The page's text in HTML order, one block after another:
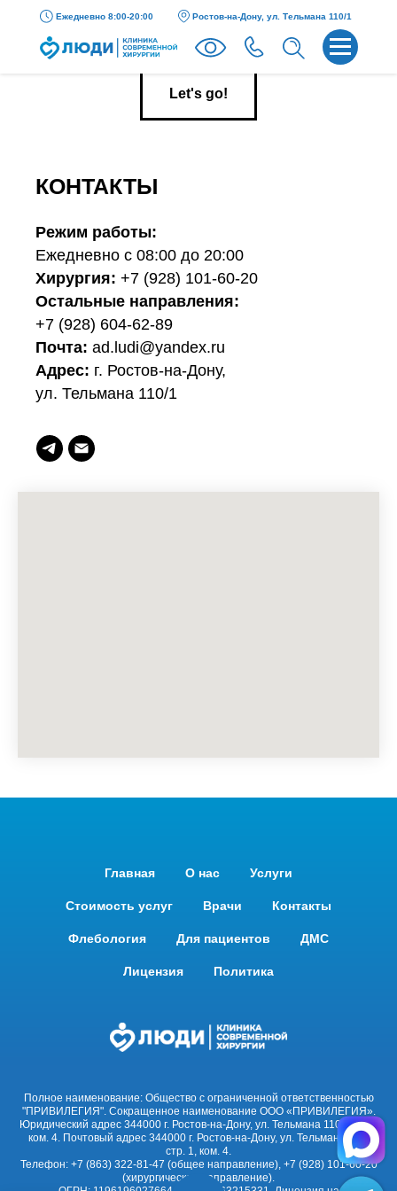
Ежедневно 8:00-20:00 Ростов-на-Дону, ул. Тельмана 110/1
Let's go!
КОНТАКТЫ
Режим работы:
Ежедневно с 08:00 до 20:00
Хирургия: +7 (928) 101-60-20
Остальные направления:
+7 (928) 604-62-89
Почта: ad.ludi@yandex.ru
Адрес: г. Ростов-на-Дону,
ул. Тельмана 110/1
Главная О нас Услуги
Стоимость услуг Врачи Контакты
Флебология Для пациентов ДМС
Лицензия Политика
Полное наименование: Общество с ограниченной ответственностью
"ПРИВИЛЕГИЯ". Сокращенное наименование ООО «ПРИВИЛЕГИЯ».
Юридический адрес 344000 г. Ростов-на-Дону, ул. Тельмана 110, стр. 1,
ком. 4. Почтовый адрес 344000 г. Ростов-на-Дону, ул. Тельмана 110,
стр. 1, ком. 4.
Телефон: +7 (863) 322-81-47 (общее направление), +7 (928) 101-60-20
(хирургическое направление).